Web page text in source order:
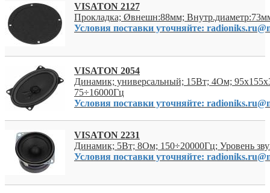
VISATON 2127
Прокладка; Øвнешн:88мм;
Условия поставки уточняйте:
VISATON 2054
Динамик; универсальный; 15Вт; 4Ом;
75÷16000Гц
Условия поставки уточняйте:
VISATON 2231
Динамик; 5Вт; 8Ом; 150÷20000Гц; Уровень
Условия поставки уточняйте: